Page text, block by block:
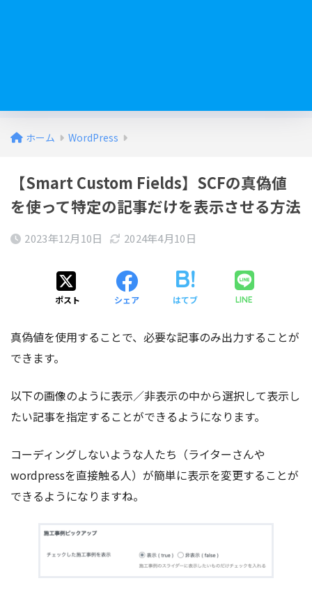
ホーム WordPress
【Smart Custom Fields】SCFの真偽値
を使って特定の記事だけを表示させる方法
2023年12月10日 2024年4月10日
ポスト シェア はてブ LINE
真偽値を使用することで、必要な記事のみ出力することが
できます。
以下の画像のように表示／非表示の中から選択して表示し
たい記事を指定することができるようになります。
コーディングしないような人たち（ライターさんや
wordpressを直接触る人）が簡単に表示を変更することが
できるようになりますね。